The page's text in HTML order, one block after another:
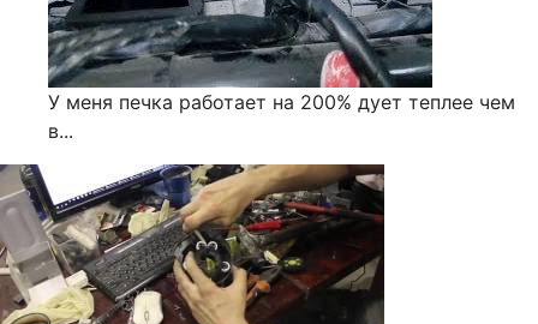
У меня печка работает на 200% дует теплее чем
в...